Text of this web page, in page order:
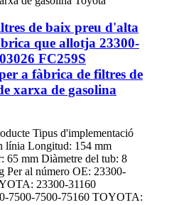
de baix preu d'alta
que allotja 23300-
FC259S
a fàbrica de filtres de
xarxa de gasolina
Tipus d'implementació
línia Longitud: 154 mm
65 mm Diàmetre del tub: 8
Per al número OE: 23300-
23300-31160
7500-7500-75160 TOYOTA: